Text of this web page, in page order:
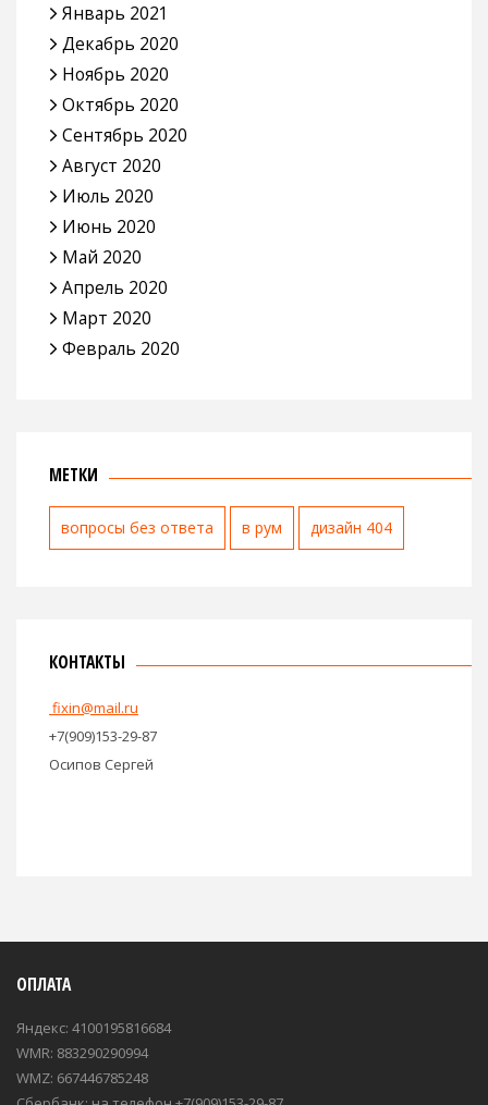
Январь 2021
Декабрь 2020
Ноябрь 2020
Октябрь 2020
Сентябрь 2020
Август 2020
Июль 2020
Июнь 2020
Май 2020
Апрель 2020
Март 2020
Февраль 2020
МЕТКИ
вопросы без ответа в рум дизайн 404
КОНТАКТЫ
fixin@mail.ru
+7(909)153-29-87
Осипов Сергей
ОПЛАТА
Яндекс: 4100195816684
WMR: 883290290994
WMZ: 667446785248